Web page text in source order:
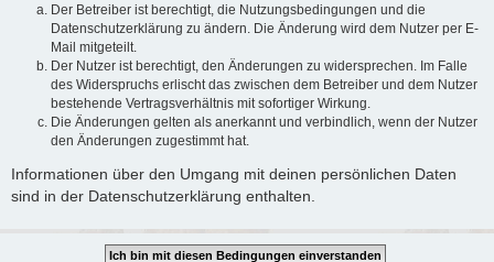
Der Betreiber ist berechtigt, die Nutzungsbedingungen und die
Datenschutzerklärung zu ändern. Die Änderung wird dem Nutzer per E-
Mail mitgeteilt.
Der Nutzer ist berechtigt, den Änderungen zu widersprechen. Im Falle
des Widerspruchs erlischt das zwischen dem Betreiber und dem Nutzer
bestehende Vertragsverhältnis mit sofortiger Wirkung.
Die Änderungen gelten als anerkannt und verbindlich, wenn der Nutzer
den Änderungen zugestimmt hat.
Informationen über den Umgang mit deinen persönlichen Daten
sind in der Datenschutzerklärung enthalten.